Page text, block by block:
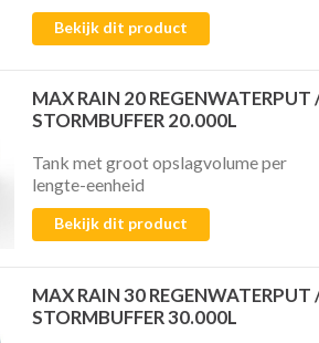
Bekijk dit product
MAX RAIN 20 REGENWATERPUT
STORMBUFFER 20.000L
Tank met groot opslagvolume per
lengte-eenheid
Bekijk dit product
MAX RAIN 30 REGENWATERPUT
STORMBUFFER 30.000L